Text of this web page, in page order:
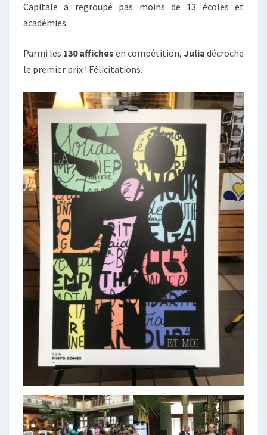
Capitale a regroupé pas moins de 13 écoles et
académies.
Parmi les 130 affiches en compétition, Julia décroche
le premier prix ! Félicitations.